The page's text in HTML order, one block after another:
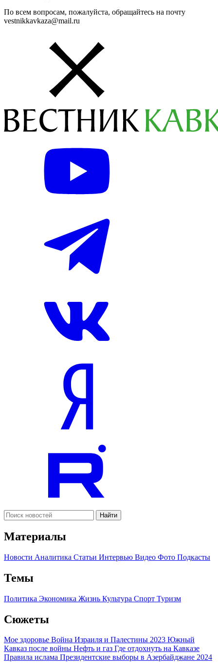
По всем вопросам, пожалуйста, обращайтесь на почту
vestnikkavkaza@mail.ru
Найти
Материалы
Новости Аналитика Статьи Интервью Видео Фото Подкасты
Темы
Политика Экономика Жизнь Культура Спорт Туризм
Сюжеты
Мое здоровье Война Израиля и Палестины 2023 Южный
Кавказ после войны Нефть и газ Где отдохнуть на Кавказе
Правила ислама Президентские выборы в Азербайджане 2024